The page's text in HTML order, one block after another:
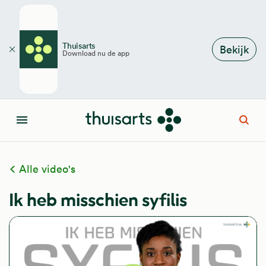
Thuisarts
Download nu de app Bekijk
Sluiten
Menu
Alle video's
Ik heb misschien syfilis